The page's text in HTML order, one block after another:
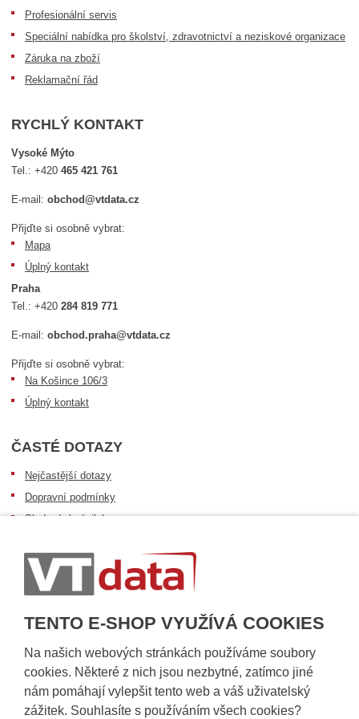
TENTO E-SHOP VYUŽÍVÁ COOKIES
Na našich webových stránkách používáme soubory
cookies. Některé z nich jsou nezbytné, zatímco jiné
nám pomáhají vylepšit tento web a váš uživatelský
zážitek. Souhlasíte s používáním všech cookies?
Profesionální servis
Speciální nabídka pro školství, zdravotnictví a neziskové organizace
Záruka na zboží
Reklamační řád
RYCHLÝ KONTAKT
Vysoké Mýto
Tel.:+420465 421 761
E-mail:obchod@vtdata.cz
Přijďte si osobně vybrat:
Mapa
Úplný kontakt
Praha
Tel.:+420284 819 771
E-mail:obchod.praha@vtdata.cz
Přijďte si osobně vybrat:
Na Košince 106/3
Úplný kontakt
ČASTÉ DOTAZY
Nejčastější dotazy
Dopravní podmínky
Sledování zásilek
Informace k dostupnosti zboží
Obecné informace